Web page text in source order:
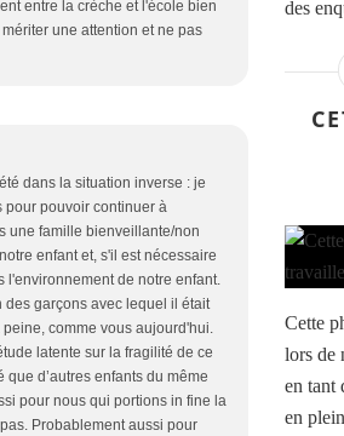
entre la crèche et l'école bien
une attention et ne pas
dans la situation inverse : je
pour pouvoir continuer à
une famille bienveillante/non
enfant et, s'il est nécessaire
l'environnement de notre enfant.
des garçons avec lequel il était
comme vous aujourd'hui.
latente sur la fragilité de ce
d’autres enfants du même
pour nous qui portions in fine la
Probablement aussi pour
des
Cette
lors de
en tant
en